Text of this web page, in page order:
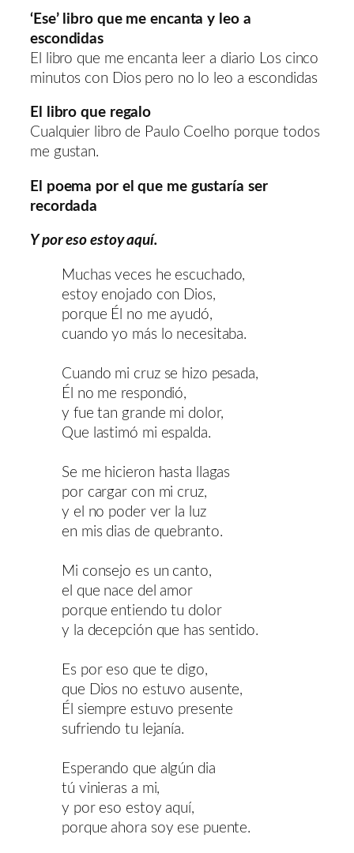
‘Ese’ libro que me encanta y leo a
escondidas
El libro que me encanta leer a diario Los cinco
minutos con Dios pero no lo leo a escondidas
El libro que regalo
Cualquier libro de Paulo Coelho porque todos
me gustan.
El poema por el que me gustaría ser
recordada
Y por eso estoy aquí.
Muchas veces he escuchado,
estoy enojado con Dios,
porque Él no me ayudó,
cuando yo más lo necesitaba.
Cuando mi cruz se hizo pesada,
Él no me respondió,
y fue tan grande mi dolor,
Que lastimó mi espalda.
Se me hicieron hasta llagas
por cargar con mi cruz,
y el no poder ver la luz
en mis dias de quebranto.
Mi consejo es un canto,
el que nace del amor
porque entiendo tu dolor
y la decepción que has sentido.
Es por eso que te digo,
que Dios no estuvo ausente,
Él siempre estuvo presente
sufriendo tu lejanía.
Esperando que algún dia
tú vinieras a mi,
y por eso estoy aquí,
porque ahora soy ese puente.